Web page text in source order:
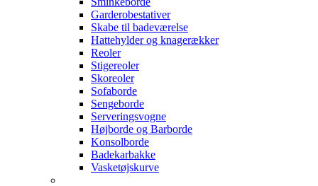
Garderobestativer
Skabe til badeværelse
Hattehylder og knagerækker
Reoler
Stigereoler
Skoreoler
Sofaborde
Sengeborde
Serveringsvogne
Højborde og Barborde
Konsolborde
Badekarbakke
Vasketøjskurve